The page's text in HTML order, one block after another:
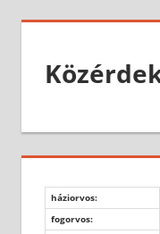
háziorvos:
fogorvos: